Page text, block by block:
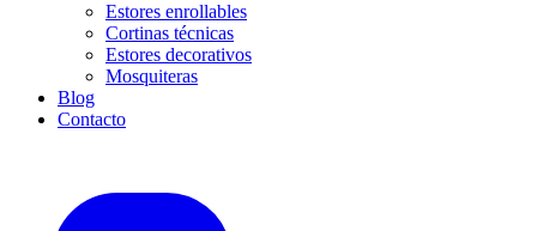
Estores enrollables
Cortinas técnicas
Estores decorativos
Mosquiteras
Blog
Contacto